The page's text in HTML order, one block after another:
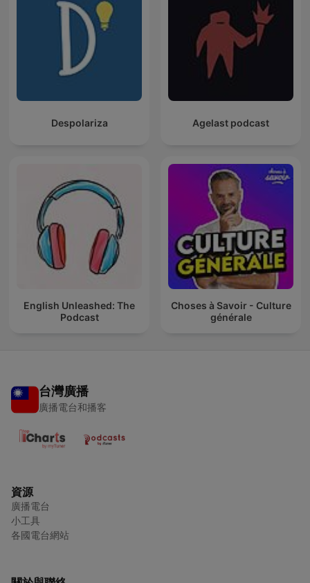
Despolariza Agelast podcast
English Unleashed: The
Podcast
Choses à Savoir - Culture
générale
台灣廣播
廣播電台和播客
資源
廣播電台
小工具
各國電台網站